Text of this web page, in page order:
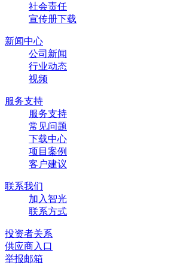
社会责任
宣传册下载
新闻中心
公司新闻
行业动态
视频
服务支持
服务支持
常见问题
下载中心
项目案例
客户建议
联系我们
加入智光
联系方式
投资者关系
供应商入口
举报邮箱